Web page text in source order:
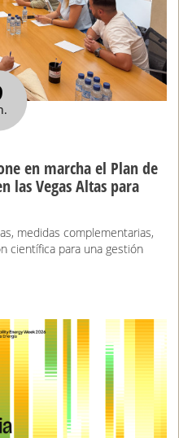
en marcha el Plan de
las Vegas Altas para
medidas complementarias,
científica para una gestión